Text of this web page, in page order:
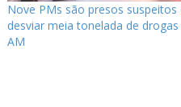
Nove PMs são presos suspeitos
desviar meia tonelada de
AM